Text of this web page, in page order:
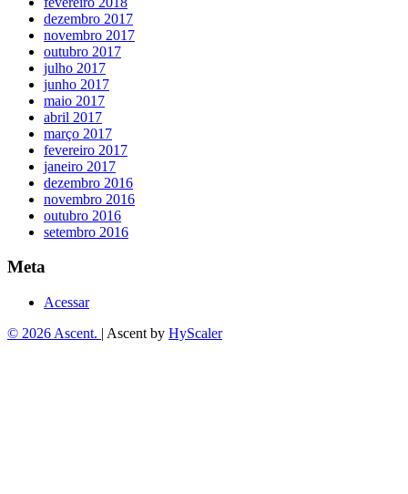
dezembro 2017
novembro 2017
outubro 2017
julho 2017
junho 2017
maio 2017
abril 2017
março 2017
fevereiro 2017
janeiro 2017
dezembro 2016
novembro 2016
outubro 2016
setembro 2016
Meta
Acessar
© 2026 Ascent. | Ascent by HyScaler